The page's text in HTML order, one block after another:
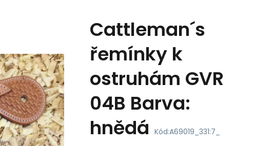
Cattleman´s
řemínky k
ostruhám GVR
04B Barva:
hnědá Kód:A69019_331:7_